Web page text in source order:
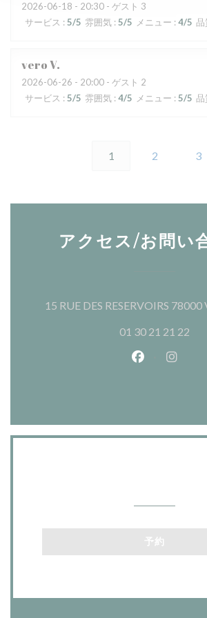
2026-06-18 - 20:30 - ゲスト 3
サービス : 5/5 雰囲気 : 5/5 メニュー : 4/5 品
veroV
2026-06-26 - 20:00 - ゲスト 2
サービス : 5/5 雰囲気 : 4/5 メニュー : 5/5 品
1 2 3
アクセス/お問い
15 RUE DES RESERVOIRS 78000
01 30 21 21 22
Facebook
予約